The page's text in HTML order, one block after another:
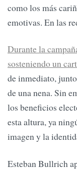
como los más
emotivas. En las
Durante la
sosteniendo un
de inmediato,
de una nena. Sin
los beneficios
esta altura, ya
imagen y la
Esteban Bullrich